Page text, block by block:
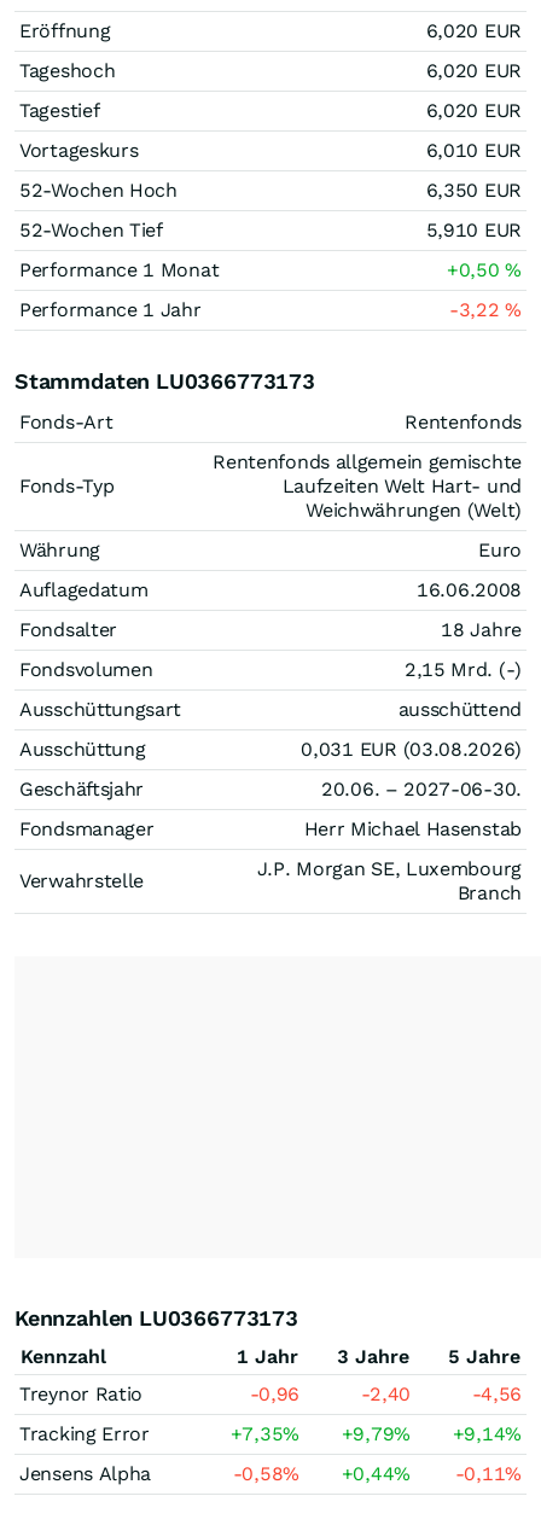
Eröffnung
6,020 EUR
Tageshoch
6,020 EUR
Tagestief
6,020 EUR
Vortageskurs
6,010 EUR
52-Wochen Hoch
6,350 EUR
52-Wochen Tief
5,910 EUR
Performance 1 Monat
+0,50%
Performance 1 Jahr
-3,22%
Stammdaten LU0366773173
Fonds-Art Rentenfonds
Fonds-Typ
Rentenfonds allgemein gemischte
Laufzeiten Welt Hart- und
Weichwährungen (Welt)
Währung
Euro
Auflagedatum
16.06.2008
Fondsalter
18 Jahre
Fondsvolumen
2,15 Mrd. (-)
Ausschüttungsart
ausschüttend
Ausschüttung
0,031 EUR (03.08.2026)
Geschäftsjahr
20.06. – 2027-06-30.
Fondsmanager
Herr Michael Hasenstab
Verwahrstelle
J.P. Morgan SE, Luxembourg
Branch
Kennzahlen LU0366773173
Kennzahl 1 Jahr 3 Jahre
5 Jahre
Treynor Ratio
-0,96 -2,40
-4,56
Tracking Error
+7,35% +9,79% +9,14%
Jensens Alpha
-0,58% +0,44% -0,11%